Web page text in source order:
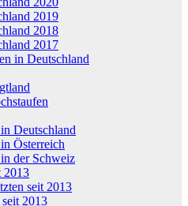
2019
2018
2017
in Deutschland
Deutschland
Österreich
der Schweiz
2013
seit 2013
2013